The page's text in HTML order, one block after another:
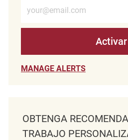
Activar
MANAGE ALERTS
OBTENGA
TRABAJO